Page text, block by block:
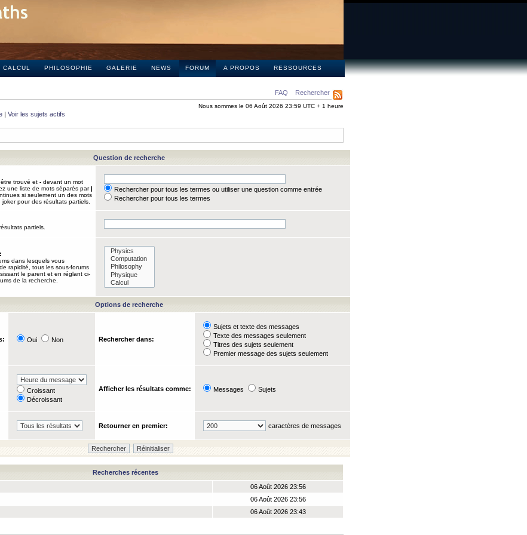
CALCUL PHILOSOPHIE GALERIE NEWS FORUM A PROPOS RESSOURCES
FAQ Rechercher
Nous sommes le 06 Août 2026 23:59 UTC + 1 heure
| Voir les sujets actifs
Question de recherche
trouvé et - devant un mot
une liste de mots séparés par|
si seulement un des mots
pour des résultats partiels.
Rechercher pour tous les termes ou utiliser une question comme entrée
Rechercher pour tous les termes
partiels.
dans lesquels vous
rapidité, tous les sous-forums
le parent et en réglant ci-
de la recherche.
Options de recherche
Oui Non Rechercher dans:
Sujets et texte des messages
Texte des messages seulement
Titres des sujets seulement
Premier message des sujets seulement
Croissant
Décroissant
Afficher les résultats comme: Messages Sujets
Retourner en premier: caractères de messages
Recherches récentes
06 Août 2026 23:56
06 Août 2026 23:56
06 Août 2026 23:43